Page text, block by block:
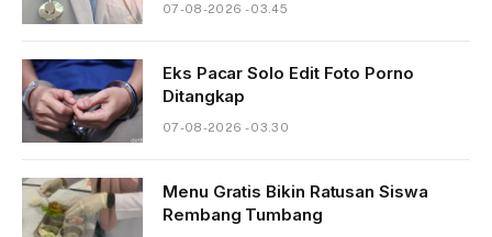
07-08-2026 - 03.45
Eks Pacar Solo Edit Foto Porno
Ditangkap
07-08-2026 - 03.30
Menu Gratis Bikin Ratusan Siswa
Rembang Tumbang